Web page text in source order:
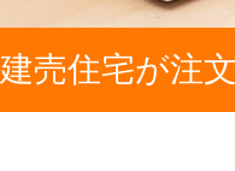
建売住宅が注